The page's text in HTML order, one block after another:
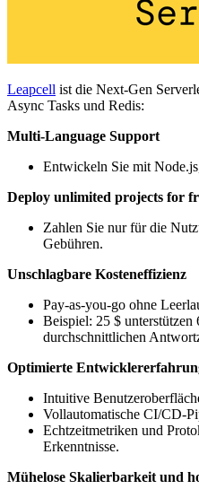
Leapcell ist die Next-Gen
Async Tasks und Redis:
Multi-Language Support
Entwickeln Sie mit
Deploy unlimited projects for
Zahlen Sie nur für die
Gebühren.
Unschlagbare Kosteneffizienz
Pay-as-you-go ohne
Beispiel: 25 $
durchschnittlichen
Optimierte
Intuitive
Vollautomatische CI/CD-
Echtzeitmetriken und
Erkenntnisse.
Mühelose Skalierbarkeit und